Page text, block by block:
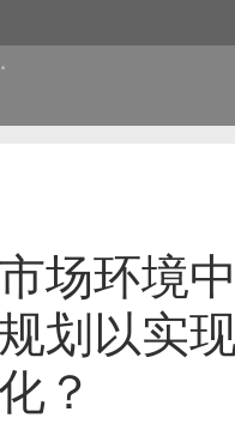
场环境
划以实
？